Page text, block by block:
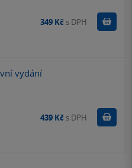
349 Kč s DPH Koupit
vydání
439 Kč s DPH Koupit